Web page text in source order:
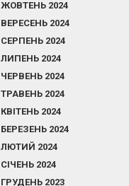
ЖОВТЕНЬ 2024
ВЕРЕСЕНЬ 2024
СЕРПЕНЬ 2024
ЛИПЕНЬ 2024
ЧЕРВЕНЬ 2024
ТРАВЕНЬ 2024
КВІТЕНЬ 2024
БЕРЕЗЕНЬ 2024
ЛЮТИЙ 2024
СІЧЕНЬ 2024
ГРУДЕНЬ 2023